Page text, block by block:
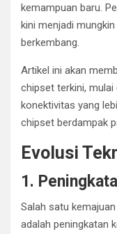
kemampuan baru.
kini menjadi
berkembang.
Artikel ini akan
chipset terkini, mulai
konektivitas yang
chipset berdampak
Evolusi
1.
Salah satu
adalah peningkatan